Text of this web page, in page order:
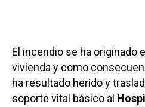
El incendio se ha originado
vivienda y como
ha resultado herido y
soporte vital básico al